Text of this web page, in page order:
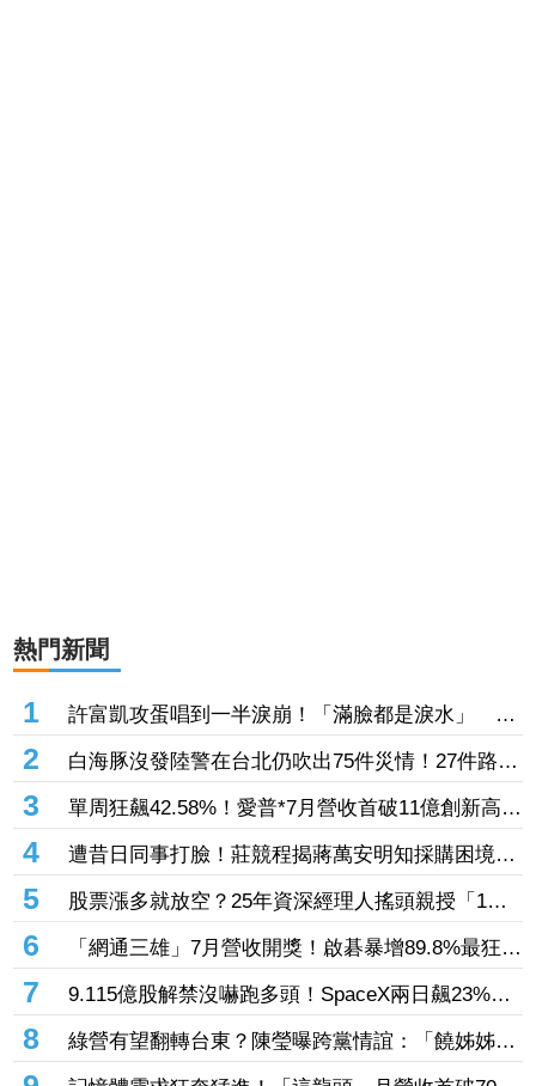
熱門新聞
1
許富凱攻蛋唱到一半淚崩！「滿臉都是淚水」 父
親節開唱思念亡父
2
白海豚沒發陸警在台北仍吹出75件災情！27件路樹
倒塌、21件災情處理中
3
單周狂飆42.58%！愛普*7月營收首破11億創新高
「年增144.57%」 重返準千金股
4
遭昔日同事打臉！莊競程揭蔣萬安明知採購困境
卻仍散播「擋疫苗」說
5
股票漲多就放空？25年資深經理人搖頭親授「1絕
招」抓買賣時機：看誰占上風
6
「網通三雄」7月營收開獎！啟碁暴增89.8%最狂
這2檔也創同期新高
7
9.115億股解禁沒嚇跑多頭！SpaceX兩日飆23%
離IPO價只差一步
8
綠營有望翻轉台東？陳瑩曝跨黨情誼：「饒姊姊」